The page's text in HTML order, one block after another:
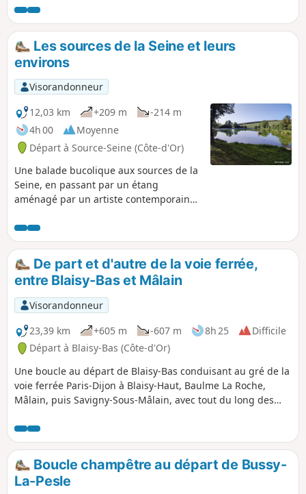
Les sources de la Seine et leurs
environs
Visorandonneur
12,03 km
+209 m
-214 m
4h 00
Moyenne
Départ à Source-Seine (Côte-d'Or)
Une balade bucolique aux sources de la
Seine, en passant par un étang
aménagé par un artiste contemporain
ermitage du XIIème siècle.
De part et d'autre de la voie ferrée,
entre Blaisy-Bas et Mâlain
Visorandonneur
23,39 km
+605 m -607 m 8h 25
Difficile
Départ à Blaisy-Bas (Côte-d'Or)
Une boucle au départ de Blaisy-Bas conduisant au gré de la
voie ferrée Paris-Dijon à Blaisy-Haut, Baulme La Roche,
Mâlain, puis Savigny-Sous-Mâlain, avec tout du long des
découvrir ou à revoir.
Boucle champêtre au départ de Bussy-
La-Pesle